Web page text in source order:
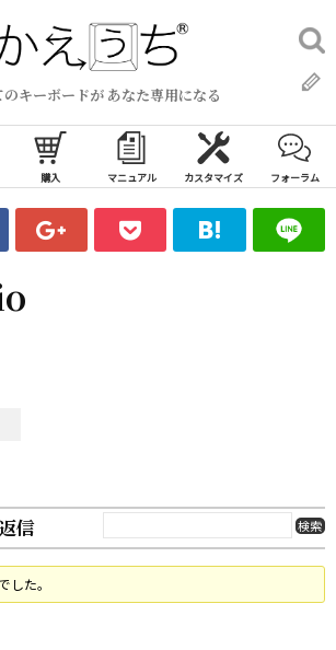
のキーボードが あなた専用になる
検
索:
購入 マニュアル カスタマイズ フォーラム
信
した。